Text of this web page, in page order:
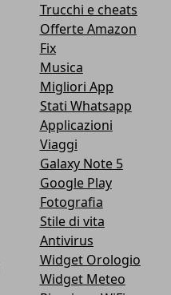
Trucchi e cheats
Offerte Amazon
Fix
Musica
Migliori App
Stati Whatsapp
Applicazioni
Viaggi
Galaxy Note 5
Google Play
Fotografia
Stile di vita
Antivirus
Widget Orologio
Widget Meteo